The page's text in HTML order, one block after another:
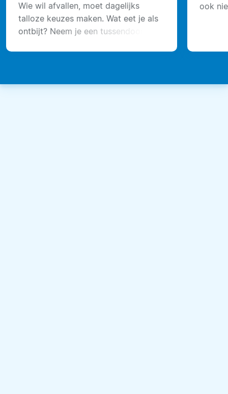
Wie wil afvallen, moet dagelijks
talloze keuzes maken. Wat eet je als
ontbijt? Neem je een tussendoortje?
ook